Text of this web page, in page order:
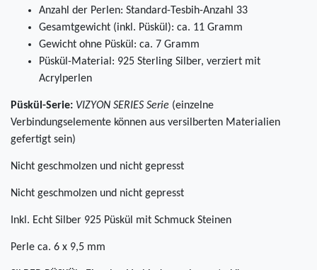
Anzahl der Perlen: Standard-Tesbih-Anzahl 33
Gesamtgewicht (inkl. Püskül): ca. 11 Gramm
Gewicht ohne Püskül: ca. 7 Gramm
Püskül-Material: 925 Sterling Silber, verziert mit
Acrylperlen
Püskül-Serie: VIZYON SERIES Serie (einzelne
Verbindungselemente können aus versilberten Materialien
gefertigt sein)
Nicht geschmolzen und nicht gepresst
Nicht geschmolzen und nicht gepresst
Inkl. Echt Silber 925 Püskül mit Schmuck Steinen
Perle ca. 6 x 9,5 mm